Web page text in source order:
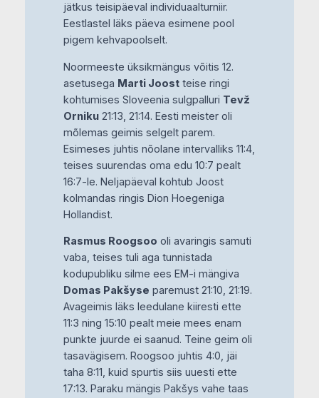
jätkus teisipäeval individuaalturniir.
Eestlastel läks päeva esimene pool
pigem kehvapoolselt.
Noormeeste üksikmängus võitis 12.
asetusega Marti Joostteise ringi
kohtumises Sloveenia sulgpalluri Tevž
Orniku21:13, 21:14. Eesti meister oli
mõlemas geimis selgelt parem.
Esimeses juhtis nõolane intervalliks 11:4,
teises suurendas oma edu 10:7 pealt
16:7-le. Neljapäeval kohtub Joost
kolmandas ringis Dion Hoegeniga
Hollandist.
Rasmus Roogsoo oli avaringis samuti
vaba, teises tuli aga tunnistada
kodupubliku silme ees EM-i mängiva
Domas Pakšyse paremust 21:10, 21:19.
Avageimis läks leedulane kiiresti ette
11:3 ning 15:10 pealt meie mees enam
punkte juurde ei saanud. Teine geim oli
tasavägisem. Roogsoo juhtis 4:0, jäi
taha 8:11, kuid spurtis siis uuesti ette
17:13. Paraku mängis Pakšys vahe taas